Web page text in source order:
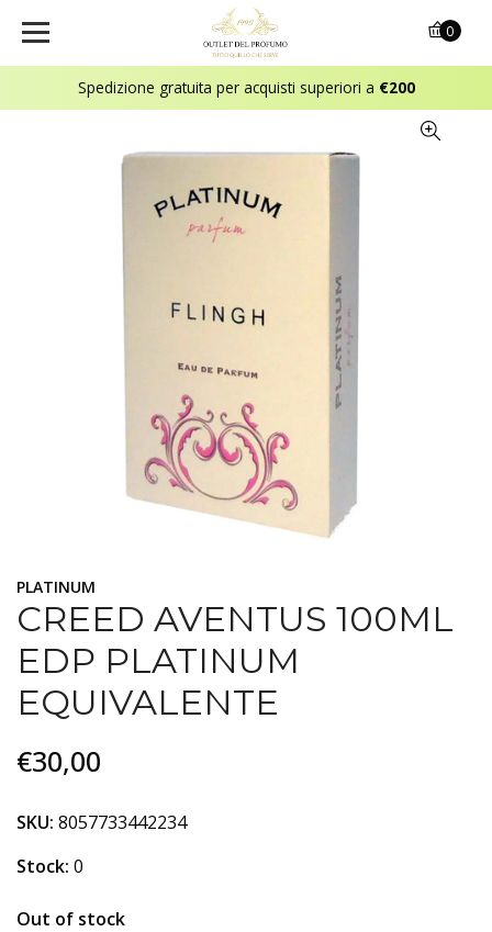
Spedizione gratuita per acquisti superiori a €200
0
PLATINUM
CREED AVENTUS 100ML
EDP PLATINUM
EQUIVALENTE
€30,00
SKU: 8057733442234
Stock: 0
Out of stock